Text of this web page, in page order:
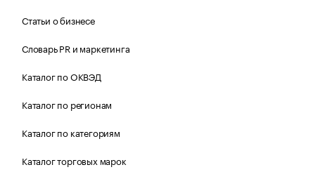
Статьи о бизнесе
Словарь PR и маркетинга
Каталог по ОКВЭД
Каталог по регионам
Каталог по категориям
Каталог торговых марок